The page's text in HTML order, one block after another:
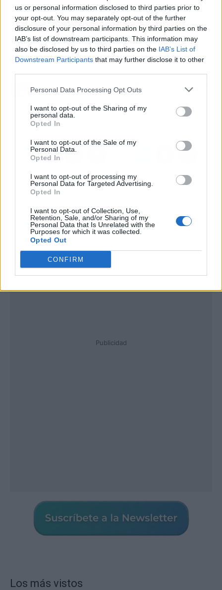
us or personal information disclosed to third parties prior to
your opt-out. You may separately opt-out of the further
disclosure of your personal information by third parties on the
IAB’s list of downstream participants. This information may
also be disclosed by us to third parties on the IAB’s List of
Downstream Participants that may further disclose it to other
Personal Data Processing Opt Outs
I want to opt-out of the Sharing of my
personal data.
Opted In
I want to opt-out of the Sale of my
Personal Data.
Opted In
I want to opt-out of processing my
Personal Data for Targeted Advertising.
Opted In
I want to opt-out of Collection, Use,
Retention, Sale, and/or Sharing of my
Personal Data that Is Unrelated with the
Purposes for which it was collected.
Opted Out
CONFIRM
armonizada.
Reserva y alquila:una vez elegido el vestido, se reserva para la
fecha del evento. Es recomendable hacerlo con antelación para
asegurar la disponibilidad del diseño deseado.
Artículo anterior
Las joyas artesanales,
Artículo siguiente
¿Quién será el número 1
Nosotros te damos
pistas sobre ello
Publicidad
Los más vistos